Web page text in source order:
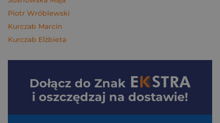
Piotr Wróblewski
Kurczab Marcin
Kurczab Elżbieta
Dołącz do Znak
i oszczędzaj na dostawie!